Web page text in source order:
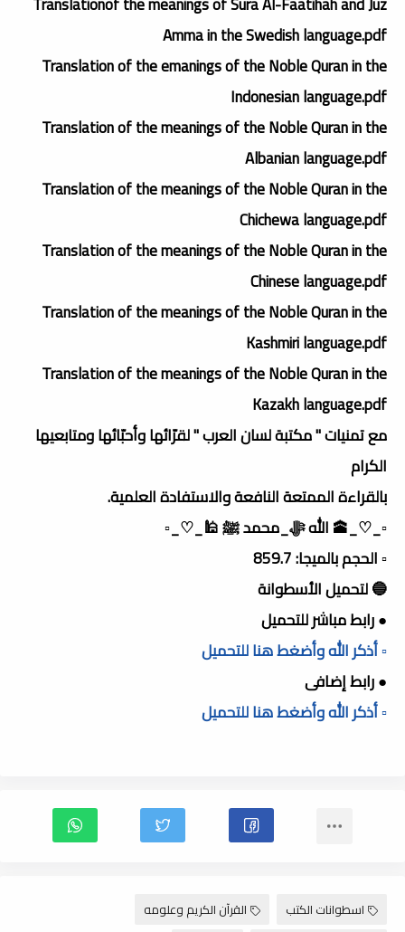
Amma in the Swedish language.pdf
Translation of the emanings of the Noble Quran in the
Indonesian language.pdf
Translation of the meanings of the Noble Quran in the
Albanian language.pdf
Translation of the meanings of the Noble Quran in the
Chichewa language.pdf
Translation of the meanings of the Noble Quran in the
Chinese language.pdf
Translation of the meanings of the Noble Quran in the
Kashmiri language.pdf
Translation of the meanings of the Noble Quran in the
Kazakh language.pdf
مع تمنيات " مكتبة لسان العرب " لقرّائها وأحبّائها ومتابعيها
الكرام
بالقراءة الممتعة النافعة والاستفادة العلمية.
▫️_♡_🕋 الله ﷻ_محمد ﷺ 🕌_♡_▫️
▫️ الحجم بالميجا: 859.7
🔵 لتحميل الأسطوانة
● رابط مباشر للتحميل
▫️ أذكر الله وأضغط هنا للتحميل
● رابط إضافى
▫️ أذكر الله وأضغط هنا للتحميل
اسطوانات الكتب
القرآن الكريم وعلومه